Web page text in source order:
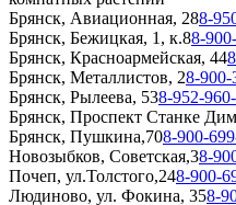
Брянск, Авиационная, 288-
Брянск, Бежицкая, 1, к.88-
Брянск, Красноармейская, 44
Брянск, Металлистов, 28-900-
Брянск, Рылеева, 538-952-
Брянск, Проспект Станке
Брянск, Пушкина,708-900-
Новозыбков, Советская,38-
Почеп, ул.Толстого,248-900-
Людиново, ул. Фокина, 358-